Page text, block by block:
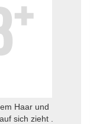
Haar und
sich zieht .